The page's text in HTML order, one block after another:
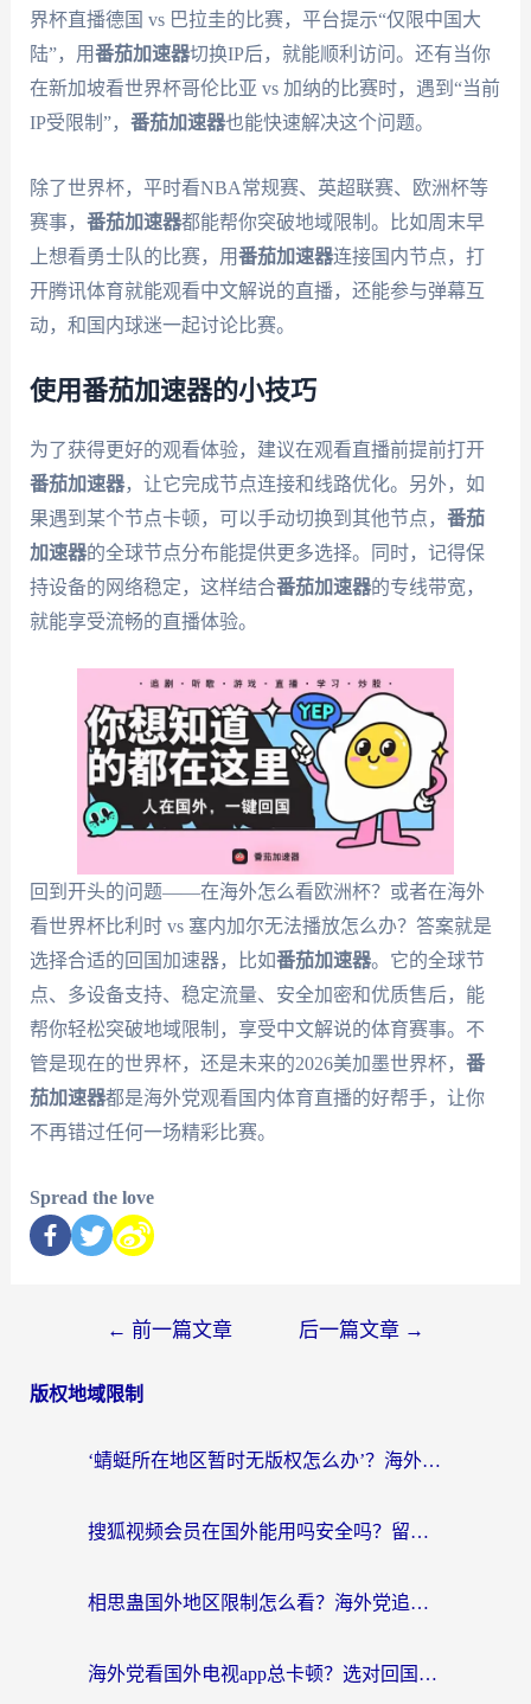
界杯直播德国 vs 巴拉圭的比赛，平台提示“仅限中国大
陆”，用番茄加速器切换IP后，就能顺利访问。还有当你
在新加坡看世界杯哥伦比亚 vs 加纳的比赛时，遇到“当前
IP受限制”， 番茄加速器也能快速解决这个问题。
除了世界杯，平时看NBA常规赛、英超联赛、欧洲杯等
赛事， 番茄加速器都能帮你突破地域限制。比如周末早
上想看勇士队的比赛，用番茄加速器连接国内节点，打
开腾讯体育就能观看中文解说的直播，还能参与弹幕互
动，和国内球迷一起讨论比赛。
使用番茄加速器的小技巧
为了获得更好的观看体验，建议在观看直播前提前打开
番茄加速器，让它完成节点连接和线路优化。另外，如
果遇到某个节点卡顿，可以手动切换到其他节点， 番茄
加速器的全球节点分布能提供更多选择。同时，记得保
持设备的网络稳定，这样结合番茄加速器的专线带宽，
就能享受流畅的直播体验。
回到开头的问题——在海外怎么看欧洲杯？或者在海外
看世界杯比利时 vs 塞内加尔无法播放怎么办？答案就是
选择合适的回国加速器，比如番茄加速器。它的全球节
点、多设备支持、稳定流量、安全加密和优质售后，能
帮你轻松突破地域限制，享受中文解说的体育赛事。不
管是现在的世界杯，还是未来的2026美加墨世界杯， 番
茄加速器都是海外党观看国内体育直播的好帮手，让你
不再错过任何一场精彩比赛。
Spread the love
← 前一篇文章 后一篇文章 →
版权地域限制
‘蜻蜓所在地区暂时无版权怎么办’？海外党看国内内容、办国内事的实用指南
搜狐视频会员在国外能用吗安全吗？留学生亲测有效的回国观影解决方案
相思蛊国外地区限制怎么看？海外党追剧听歌的终极解决方案
海外党看国外电视app总卡顿？选对回国加速器，追剧购物两不误